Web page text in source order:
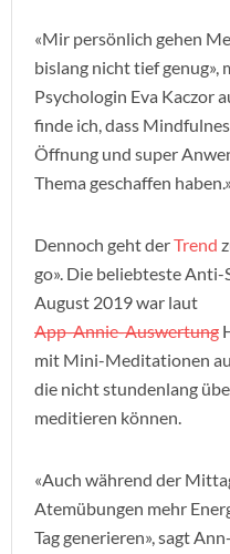
«Mir persönlich gehen
bislang nicht tief genug»,
Psychologin Eva Kaczor
finde ich, dass
Öffnung und super
Thema geschaffen haben.»
Dennoch geht derTrend
go». Die beliebteste
August 2019 war laut
App-Annie-Auswertung
mit Mini-Meditationen
die nicht stundenlang
meditieren können.
«Auch während der
Atemübungen mehr
Tag generieren», sagt